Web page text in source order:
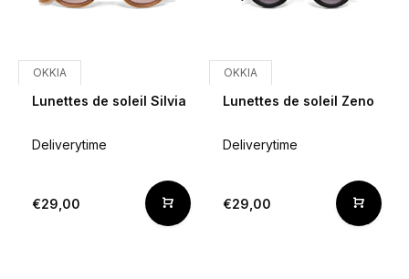
OKKIA
Lunettes de soleil Silvia
Deliverytime
€29,00
OKKIA
Lunettes de soleil Zeno
Deliverytime
€29,00